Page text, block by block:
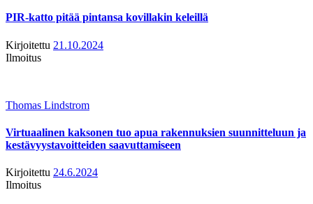
PIR-katto pitää pintansa kovillakin keleillä
Kirjoitettu 21.10.2024
Ilmoitus
Thomas Lindstrom
Virtuaalinen kaksonen tuo apua rakennuksien suunnitteluun ja
kestävyystavoitteiden saavuttamiseen
Kirjoitettu 24.6.2024
Ilmoitus